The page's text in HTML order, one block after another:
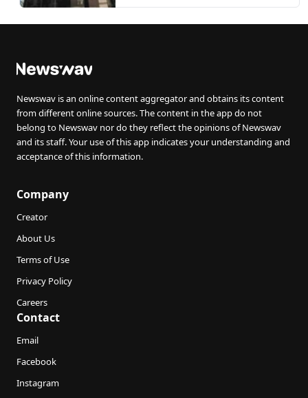
Newswav is an online content aggregator and obtains its content
from different online sources. The content in the app do not
belong to Newswav nor do they reflect the opinions of Newswav
and its staff. Your use of this app indicates your understanding and
acceptance of this information.
Company
Creator
About Us
Terms of Use
Privacy Policy
Careers
Contact
Email
Facebook
Instagram